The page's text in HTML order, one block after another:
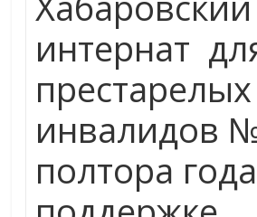
интернат
инвалидов
полтора